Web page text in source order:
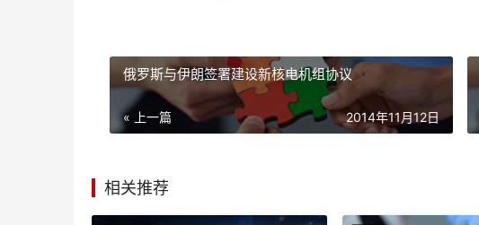
俄罗斯与伊朗签署建设新核电机组协议
« 上一篇 2014年11月12日
相关推荐